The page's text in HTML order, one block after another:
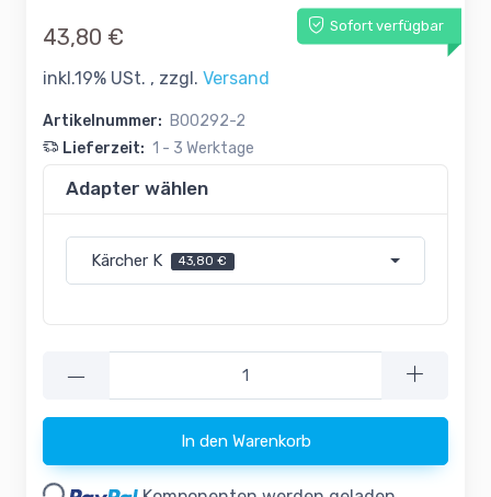
Sofort verfügbar
43,80 €
inkl.19% USt. , zzgl. Versand
Artikelnummer: B00292-2
Lieferzeit: 1 - 3 Werktage
Adapter wählen
Kärcher K 43,80 €
—
In den Warenkorb
Loading...